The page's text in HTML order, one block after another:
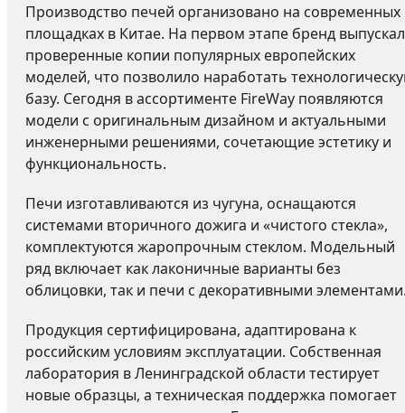
Производство печей организовано на современных
площадках в Китае. На первом этапе бренд выпускал
проверенные копии популярных европейских
моделей, что позволило наработать
базу. Сегодня в ассортименте FireWay появляются
модели с оригинальным дизайном и актуальными
инженерными решениями, сочетающие эстетику и
функциональность.
Печи изготавливаются из чугуна, оснащаются
системами вторичного дожига и «чистого стекла»,
комплектуются жаропрочным стеклом. Модельный
ряд включает как лаконичные варианты без
облицовки, так и печи с декоративными
Продукция сертифицирована, адаптирована к
российским условиям эксплуатации. Собственная
лаборатория в Ленинградской области тестирует
новые образцы, а техническая поддержка помогает